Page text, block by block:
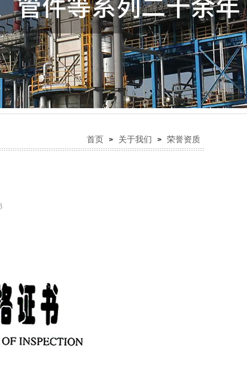
首页 > 关于我们 > 荣誉资质